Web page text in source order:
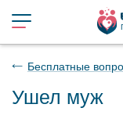
Бесплатные
Ушел муж